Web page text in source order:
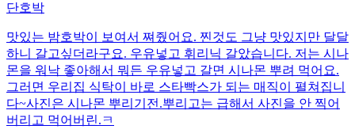
단호박
맛있는 밤호박이 보여서 쪄줬어요. 찐것도 그냥 맛있지만 달달
하니 갈고싶더라구요. 우유넣고 휘리닉 갈았습니다. 저는 시나
몬을 워낙 좋아해서 뭐든 우유넣고 갈면 시나몬 뿌려 먹어요.
그러면 우리집 식탁이 바로 스타빡스가 되는 매직이 펼쳐집니
다~사진은 시나몬 뿌리기전.뿌리고는 급해서 사진을 안 찍어
버리고 먹어버린.ㅋ